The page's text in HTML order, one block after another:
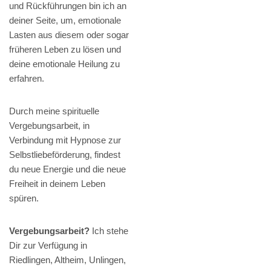
und Rückführungen bin ich an
deiner Seite, um, emotionale
Lasten aus diesem oder sogar
früheren Leben zu lösen und
deine emotionale Heilung zu
erfahren.
Durch meine spirituelle
Vergebungsarbeit, in
Verbindung mit Hypnose zur
Selbstliebeförderung, findest
du neue Energie und die neue
Freiheit in deinem Leben
spüren.
Vergebungsarbeit? Ich stehe
Dir zur Verfügung in
Riedlingen, Altheim, Unlingen,